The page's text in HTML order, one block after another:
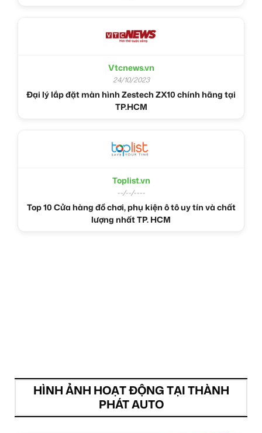
Vtcnews.vn
24/10/2023
Đại lý lắp đặt màn hình Zestech ZX10 chính hãng tại
TP.HCM
Toplist.vn
--/--/----
Top 10 Cửa hàng đồ chơi, phụ kiện ô tô uy tín và chất
lượng nhất TP. HCM
HÌNH ẢNH HOẠT ĐỘNG TẠI THÀNH
PHÁT AUTO